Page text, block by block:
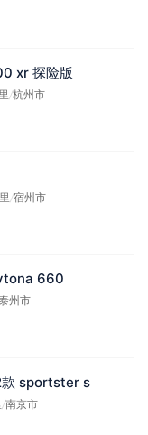
xr 探险版
/杭州市
/宿州市
660
州市
款 sportster s
/南京市